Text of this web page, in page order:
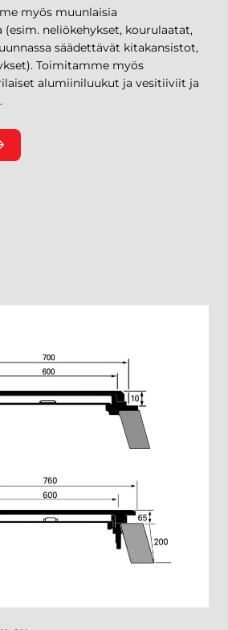
myös muunlaisia
(esim. neliökehykset, kourulaatat,
säädettävät kitakansistot,
Toimitamme myös
alumiiniluukut ja vesitiiviit ja